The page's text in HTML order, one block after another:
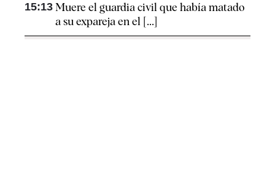
15:13 Muere el guardia civil que había matado
a su expareja en el [...]